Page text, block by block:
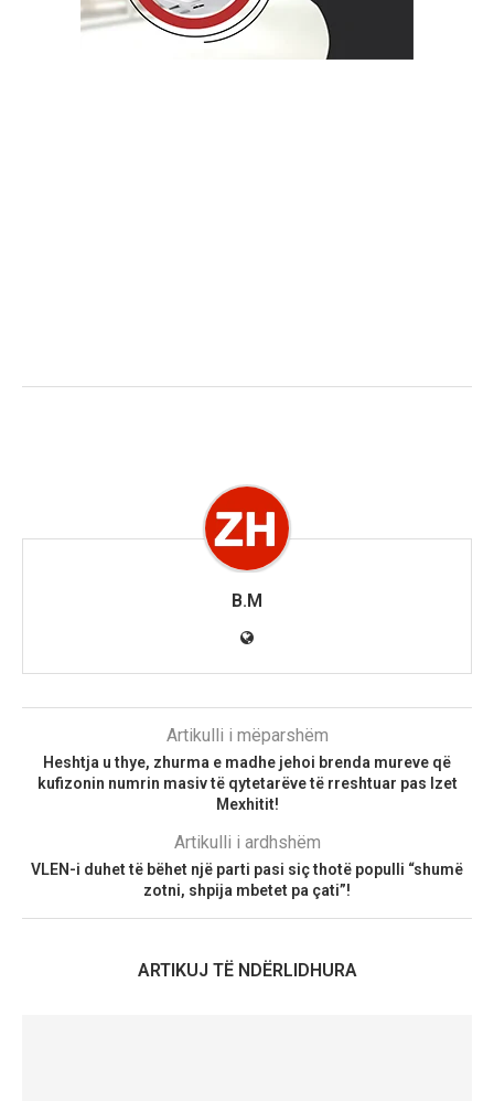
B.M
Artikulli i mëparshëm
Heshtja u thye, zhurma e madhe jehoi brenda mureve që
kufizonin numrin masiv të qytetarëve të rreshtuar pas Izet
Mexhitit!
Artikulli i ardhshëm
VLEN-i duhet të bëhet një parti pasi siç thotë populli “shumë
zotni, shpija mbetet pa çati”!
ARTIKUJ TË NDËRLIDHURA